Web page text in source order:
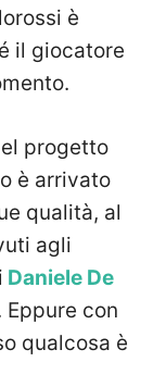
è
il giocatore
progetto
è arrivato
qualità, al
agli
Daniele De
con
qualcosa è